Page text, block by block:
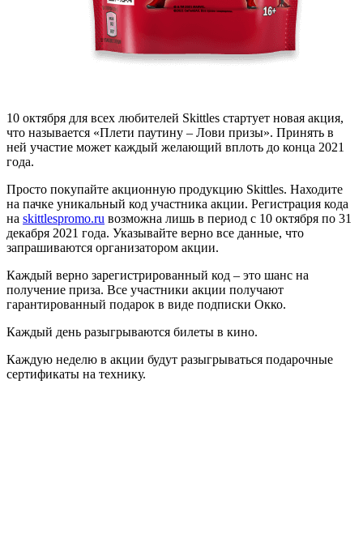
10 октября для всех любителей Skittles стартует новая акция,
что называется «Плети паутину – Лови призы». Принять в
ней участие может каждый желающий вплоть до конца 2021
года.
Просто покупайте акционную продукцию Skittles. Находите
на пачке уникальный код участника акции. Регистрация кода
на skittlespromo.ru возможна лишь в период с 10 октября по 31
декабря 2021 года. Указывайте верно все данные, что
запрашиваются организатором акции.
Каждый верно зарегистрированный код – это шанс на
получение приза. Все участники акции получают
гарантированный подарок в виде подписки Окко.
Каждый день разыгрываются билеты в кино.
Каждую неделю в акции будут разыгрываться подарочные
сертификаты на технику.